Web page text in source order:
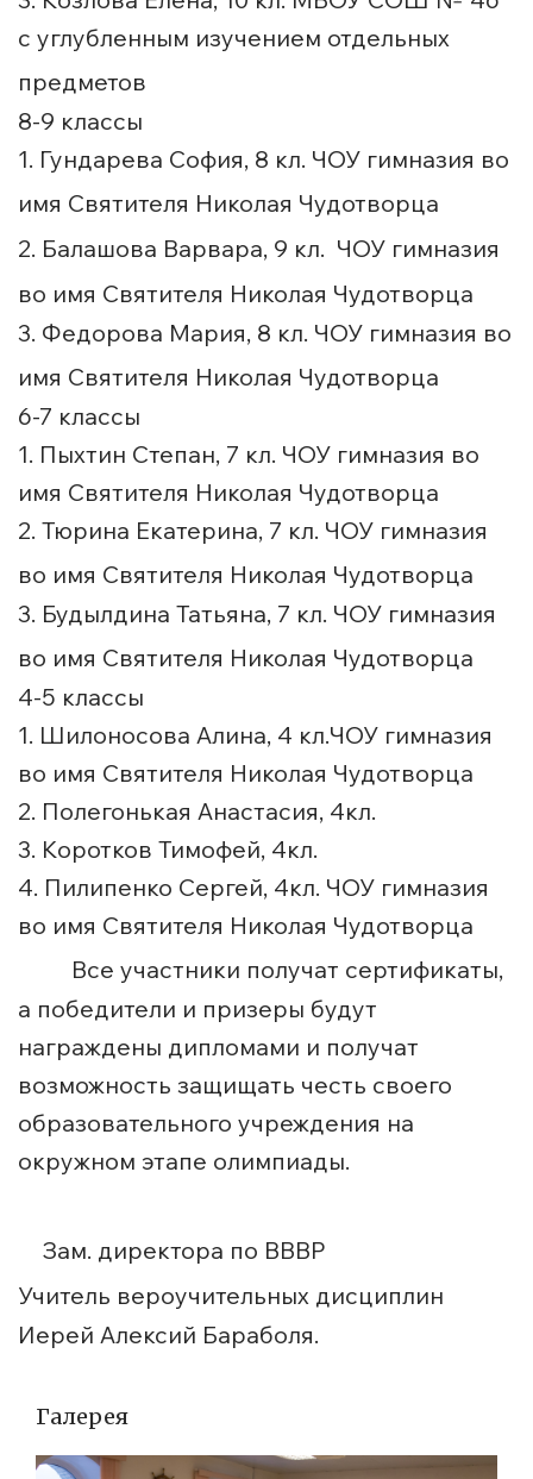
с углубленным изучением отдельных
предметов
8-9 классы
1. Гундарева София, 8 кл. ЧОУ гимназия во
имя Святителя Николая Чудотворца
2. Балашова Варвара, 9 кл. ЧОУ гимназия
во имя Святителя Николая Чудотворца
3. Федорова Мария, 8 кл. ЧОУ гимназия во
имя Святителя Николая Чудотворца
6-7 классы
1. Пыхтин Степан, 7 кл. ЧОУ гимназия во
имя Святителя Николая Чудотворца
2. Тюрина Екатерина, 7 кл. ЧОУ гимназия
во имя Святителя Николая Чудотворца
3. Будылдина Татьяна, 7 кл. ЧОУ гимназия
во имя Святителя Николая Чудотворца
4-5 классы
1. Шилоносова Алина, 4 кл.ЧОУ гимназия
во имя Святителя Николая Чудотворца
2. Полегонькая Анастасия, 4кл.
3. Коротков Тимофей, 4кл.
4. Пилипенко Сергей, 4кл. ЧОУ гимназия
во имя Святителя Николая Чудотворца
Все участники получат сертификаты,
а победители и призеры будут
награждены дипломами и получат
возможность защищать честь своего
образовательного учреждения на
окружном этапе олимпиады.
Зам. директора по ВВВР
Учитель вероучительных дисциплин
Иерей Алексий Бараболя.
Галерея